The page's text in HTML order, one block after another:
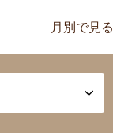
月別で見る